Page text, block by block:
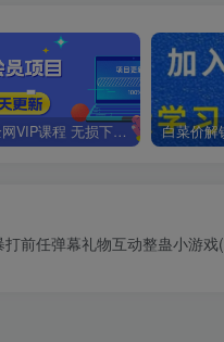
全网VIP课程 无损下载~.~
前任弹幕礼物互动整蛊小游